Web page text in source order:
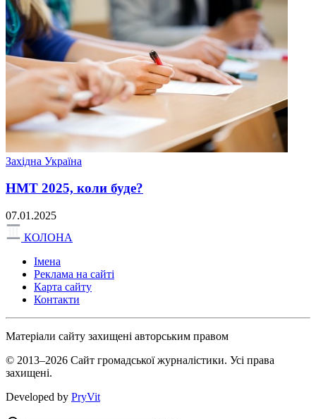
Західна Україна
НМТ 2025, коли буде?
07.01.2025
КОЛОНА
Імена
Реклама на сайті
Карта сайту
Контакти
Матеріали сайту захищені авторським правом
© 2013–2026 Сайт громадської журналістики. Усі права
захищені.
Developed by PryVit